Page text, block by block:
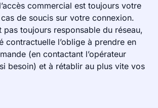
commercial est toujours votre
de soucis sur votre connexion.
pas toujours responsable du réseau,
contractuelle l’oblige à prendre en
(en contactant l’opérateur
besoin) et à rétablir au plus vite vos